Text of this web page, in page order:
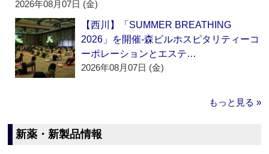
2026年08月07日 (金)
【西川】「SUMMER BREATHING
2026」を開催‐森ビルホスピタリティーコ
ーポレーションとエステ…
2026年08月07日 (金)
もっと見る »
新薬・新製品情報